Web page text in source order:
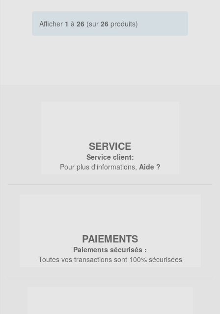
Afficher 1 à 26 (sur 26 produits)
SERVICE
Service client:
Pour plus d'informations, Aide ?
PAIEMENTS
Paiements sécurisés :
Toutes vos transactions sont 100% sécurisées